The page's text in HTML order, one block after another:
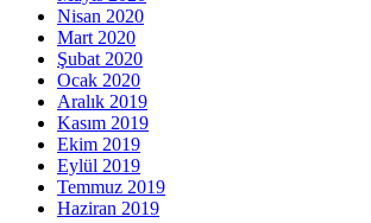
Nisan 2020
Mart 2020
Şubat 2020
Ocak 2020
Aralık 2019
Kasım 2019
Ekim 2019
Eylül 2019
Temmuz 2019
Haziran 2019